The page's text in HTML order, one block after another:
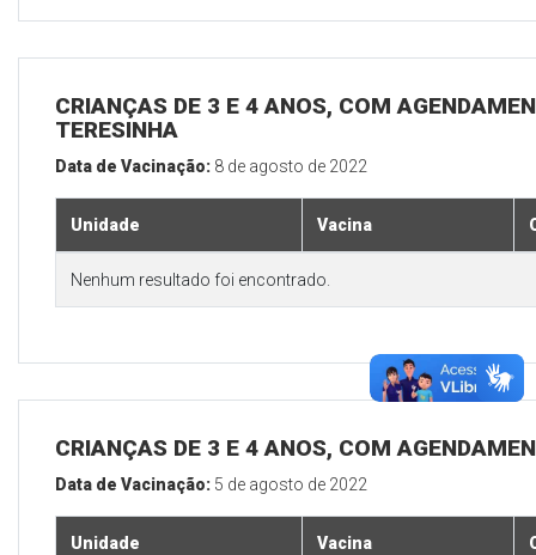
CRIANÇAS DE 3 E 4 ANOS, COM
TERESINHA
Data de Vacinação: 8 de agosto de 2022
Unidade Vacina
Nenhum resultado foi encontrado.
CRIANÇAS DE 3 E 4 ANOS, COM
Data de Vacinação: 5 de agosto de 2022
Unidade Vacina